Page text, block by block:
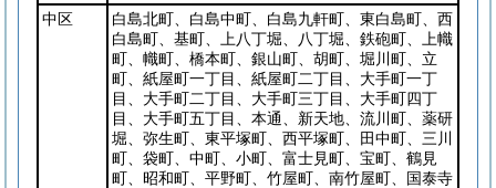
中区
白島北町、白島中町、白島九軒町、東白島町、西
白島町、基町、上八丁堀、八丁堀、鉄砲町、上幟
町、幟町、橋本町、銀山町、胡町、堀川町、立
町、紙屋町一丁目、紙屋町二丁目、大手町一丁
目、大手町二丁目、大手町三丁目、大手町四丁
目、大手町五丁目、本通、新天地、流川町、薬研
堀、弥生町、東平塚町、西平塚町、田中町、三川
町、袋町、中町、小町、富士見町、宝町、鶴見
町、昭和町、平野町、竹屋町、南竹屋町、国泰寺